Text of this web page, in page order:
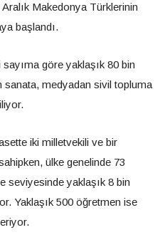
Makedonya Türklerinin
başlandı.
göre yaklaşık 80 bin
sanata, medyadan sivil topluma
iki milletvekili ve bir
ülke genelinde 73
seviyesinde yaklaşık 8 bin
Yaklaşık 500 öğretmen ise